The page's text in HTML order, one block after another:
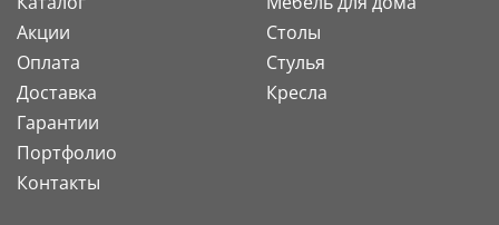
Акции
Оплата
Доставка
Гарантии
Портфолио
Контакты
Столы
Стулья
Кресла